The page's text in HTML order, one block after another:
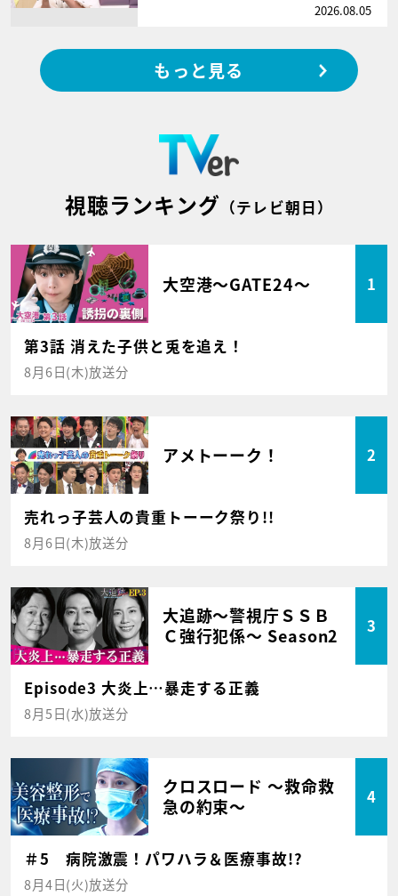
2026.08.05
もっと見る
視聴ランキング （テレビ朝日）
大空港～GATE24～ 1
第3話 消えた子供と兎を追え！
8月6日(木)放送分
アメトーーク！ 2
売れっ子芸人の貴重トーーク祭り!!
8月6日(木)放送分
大追跡～警視庁ＳＳＢ
Ｃ強行犯係～ Season2
3
Episode3 大炎上…暴走する正義
8月5日(水)放送分
クロスロード ～救命救
急の約束～
4
＃5 病院激震！パワハラ＆医療事故!?
8月4日(火)放送分